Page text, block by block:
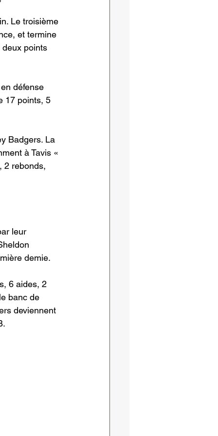
Le troisième
et termine
deux points
défense
17 points, 5
Badgers. La
à Tavis «
2 rebonds,
leur
demie.
6 aides, 2
banc de
deviennent